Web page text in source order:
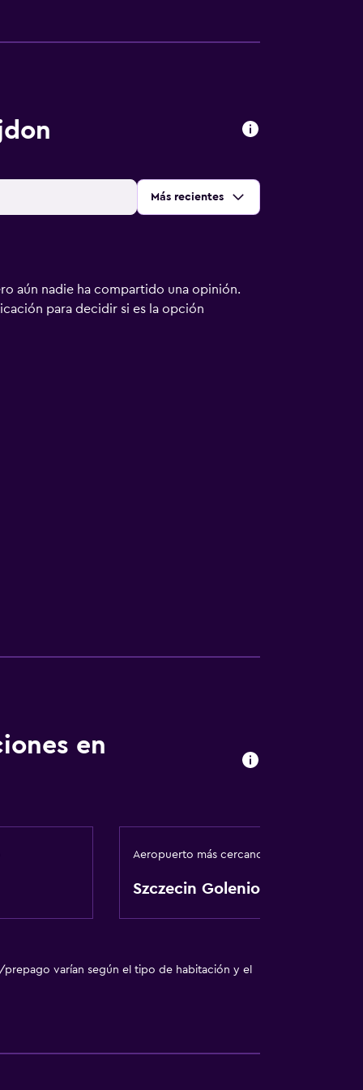
Ordenar por:
Más recientes
aún nadie ha compartido una opinión.
para decidir si es la opción
en
Aeropuerto más cercano
Szczecin Goleniow
prepago varían según el tipo de habitación y el